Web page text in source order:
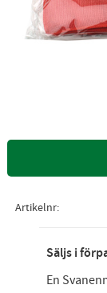
Artikelnr
Säljs i
En